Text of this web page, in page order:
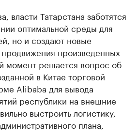
власти Татарстана заботятся
оптимальной среды для
но и создают новые
произведенных
момент решается вопрос об
в Китае торговой
Alibaba для вывода
республики на внешние
выстроить логистику,
плана,